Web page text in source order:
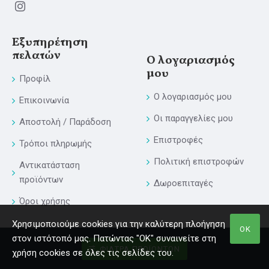
Εξυπηρέτηση
πελατών
Προφίλ
Επικοινωνία
Αποστολή / Παράδοση
Τρόποι πληρωμής
Αντικατάσταση
προϊόντων
Όροι χρήσης
Ο λογαριασμός
μου
Ο λογαριασμός μου
Οι παραγγελίες μου
Επιστροφές
Πολιτική επιστροφών
Δωροεπιταγές
Powewred by Digisol Ltd
ΟΚ
Χρησιμοποιούμε cookies για την καλύτερη πλοήγηση
στον ιστότοπό μας. Πατώντας "ΟΚ" συναινείτε στη
χρήση cookies σε όλες τις σελίδες του.
ΦΊΛΤΡΑ ΠΡΟΪΌΝΤΩΝ